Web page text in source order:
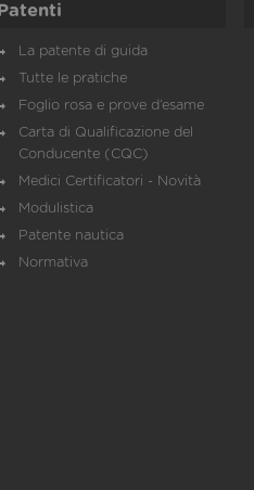
Patenti
La patente di guida
Tutte le pratiche
Foglio rosa e prove d’esame
Carta di Qualificazione del
Conducente (CQC)
Medici Certificatori - Novità
Modulistica
Patente nautica
Normativa